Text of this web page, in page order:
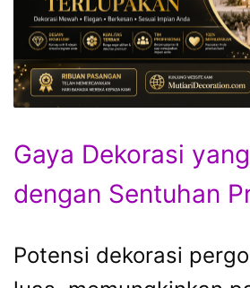
Gaya Dekorasi
dengan Sentuhan
Potensi dekorasi